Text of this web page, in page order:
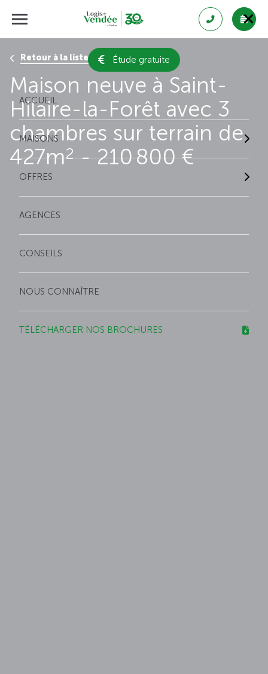
Étude gratuite
ACCUEIL
MAISONS
OFFRES
AGENCES
CONSEILS
NOUS CONNAÎTRE
TÉLÉCHARGER NOS BROCHURES
Retour à la liste des résultats
Maison neuve à Saint-
Hilaire-la-Forêt avec 3
chambres sur terrain de
427m2- 210 800 €